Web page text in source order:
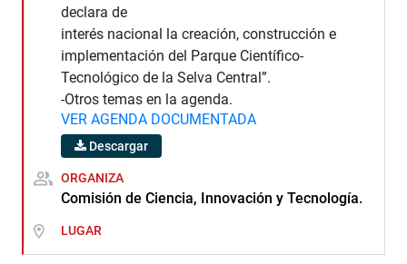
declara de
interés nacional la creación, construcción e
implementación del Parque Científico-
Tecnológico de la Selva Central”.
-Otros temas en la agenda.
VER AGENDA DOCUMENTADA
Descargar
ORGANIZA
Comisión de Ciencia, Innovación y Tecnología.
LUGAR